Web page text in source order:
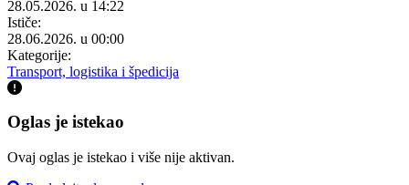
28.05.2026. u 14:22
Ističe:
28.06.2026. u 00:00
Kategorije:
Transport, logistika i špedicija
Oglas je istekao
Ovaj oglas je istekao i više nije aktivan.